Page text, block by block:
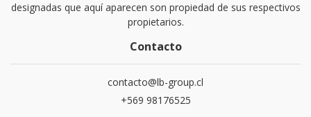
designadas que aquí aparecen son propiedad de sus respectivos
propietarios.
Contacto
contacto@lb-group.cl
+569 98176525